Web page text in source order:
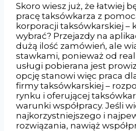
Skoro wiesz już, że łatwiej
pracę taksówkarza z
korporacji taksówkarskiej –
wybrać? Przejazdy na
dużą ilość zamówień, ale
stawkami, ponieważ od
usługi pobierana jest
opcję stanowi więc praca
firmy taksówkarskiej –
rynku i oferującej
warunki współpracy. Jeśli
najkorzystniejszego i
rozwiązania, nawiąż